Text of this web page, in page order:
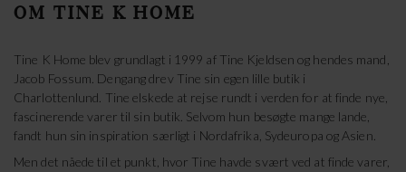
OM TINE K HOME
Tine K Home blev grundlagt i 1999 af Tine Kjeldsen og hendes mand,
Jacob Fossum. Dengang drev Tine sin egen lille butik i
Charlottenlund. Tine elskede at rejse rundt i verden for at finde nye,
fascinerende varer til sin butik. Selvom hun besøgte mange lande,
fandt hun sin inspiration særligt i Nordafrika, Sydeuropa og Asien.
Men det nåede til et punkt, hvor Tine havde svært ved at finde varer,